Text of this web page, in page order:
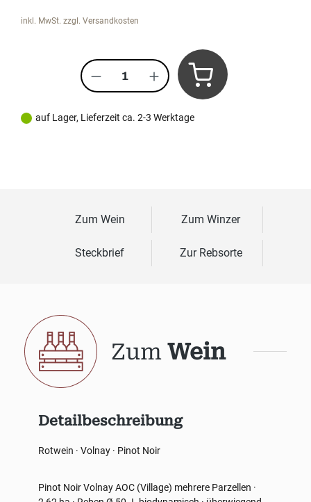
inkl. MwSt. zzgl. Versandkosten
Produkt Anzahl: Gib den
auf Lager, Lieferzeit ca. 2-3 Werktage
Zum Wein Zum Winzer
Steckbrief Zur Rebsorte
Zum Wein
Detailbeschreibung
Rotwein · Volnay · Pinot Noir
Pinot NoirVolnay AOC (Village) mehrere Parzellen ·